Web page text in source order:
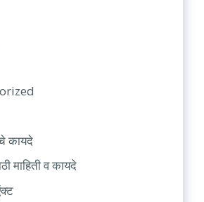
कायदे
माहिती व कायदे